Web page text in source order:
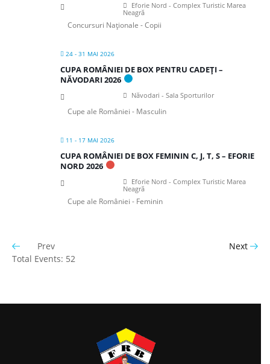
Eforie Nord - Complex Turistic Marea
Neagră
Concursuri Naționale - Copii
24 - 31 MAI 2026
CUPA ROMÂNIEI DE BOX PENTRU CADEȚI –
NĂVODARI 2026
Năvodari - Sala Sporturilor
Cupe ale României - Masculin
11 - 17 MAI 2026
CUPA ROMÂNIEI DE BOX FEMININ C, J, T, S – EFORIE
NORD 2026
Eforie Nord - Complex Turistic Marea
Neagră
Cupe ale României - Feminin
Prev
Next
Total Events: 52